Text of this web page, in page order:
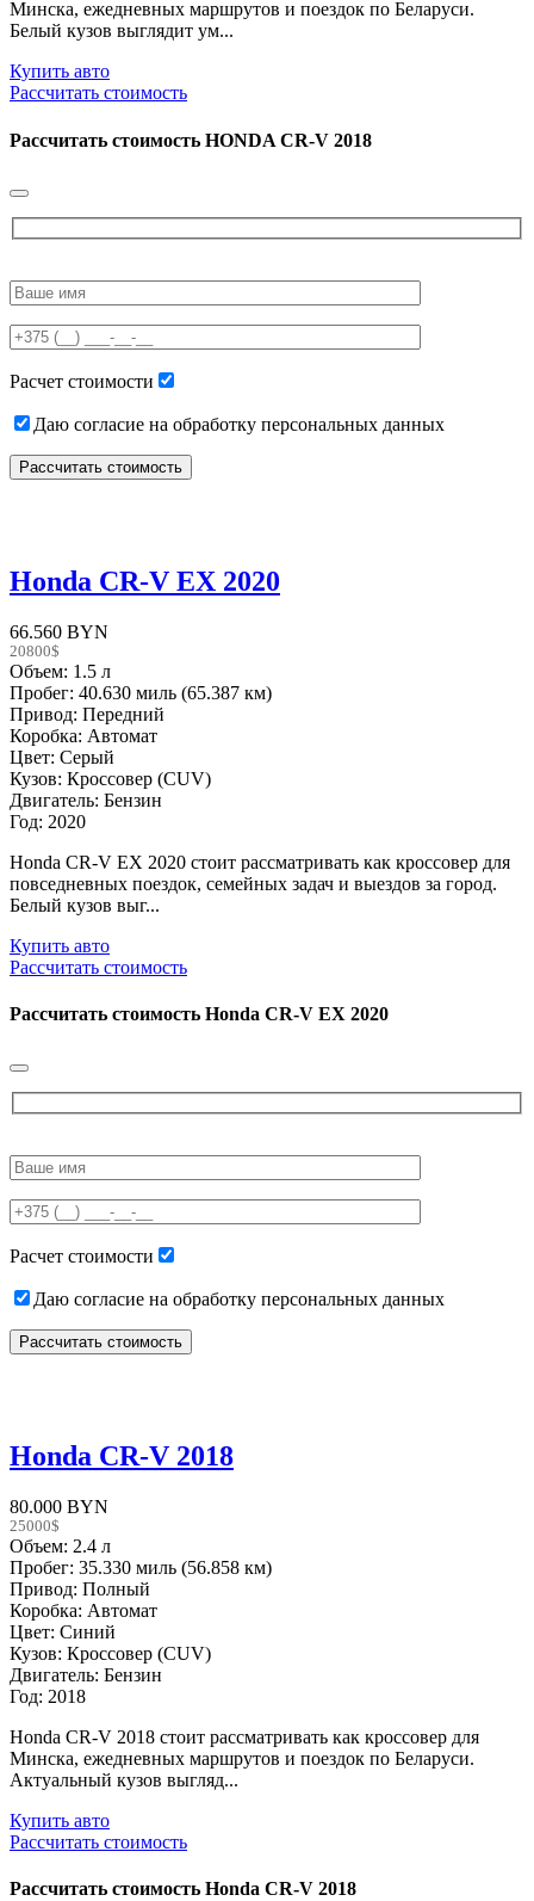
Минска, ежедневных маршрутов и поездок по Беларуси.
Белый кузов выглядит ум...
Купить авто
Рассчитать стоимость
Рассчитать стоимость HONDA CR-V 2018
leave
field
empty.
Расчет стоимости
Даю согласие на обработку персональных данных
Honda CR-V EX 2020
66.560 BYN
20800$
Объем: 1.5 л
Пробег: 40.630 миль (65.387 км)
Привод: Передний
Коробка: Автомат
Цвет: Серый
Кузов: Кроссовер (CUV)
Двигатель: Бензин
Год: 2020
Honda CR-V EX 2020 стоит рассматривать как кроссовер для
повседневных поездок, семейных задач и выездов за город.
Белый кузов выг...
Купить авто
Рассчитать стоимость
Рассчитать стоимость Honda CR-V EX 2020
leave
field
empty.
Расчет стоимости
Даю согласие на обработку персональных данных
Honda CR-V 2018
80.000 BYN
25000$
Объем: 2.4 л
Пробег: 35.330 миль (56.858 км)
Привод: Полный
Коробка: Автомат
Цвет: Синий
Кузов: Кроссовер (CUV)
Двигатель: Бензин
Год: 2018
Honda CR-V 2018 стоит рассматривать как кроссовер для
Минска, ежедневных маршрутов и поездок по Беларуси.
Актуальный кузов выгляд...
Купить авто
Рассчитать стоимость
Рассчитать стоимость Honda CR-V 2018